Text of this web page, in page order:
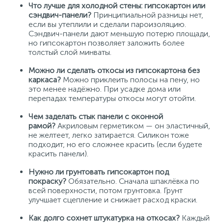
Что лучше для холодной стены: гипсокартон или
сэндвич-панели? Принципиальной разницы нет,
если вы утеплили и сделали пароизоляцию.
Сэндвич-панели дают меньшую потерю площади,
но гипсокартон позволяет заложить более
толстый слой минваты.
Можно ли сделать откосы из гипсокартона без
каркаса? Можно приклеить полосы на пену, но
это менее надёжно. При усадке дома или
перепадах температуры откосы могут отойти.
Чем заделать стык панели с оконной
рамой? Акриловым герметиком — он эластичный,
не желтеет, легко затирается. Силикон тоже
подходит, но его сложнее красить (если будете
красить панели).
Нужно ли грунтовать гипсокартон под
покраску? Обязательно. Сначала шпаклёвка по
всей поверхности, потом грунтовка. Грунт
улучшает сцепление и снижает расход краски.
Как долго сохнет штукатурка на откосах? Каждый